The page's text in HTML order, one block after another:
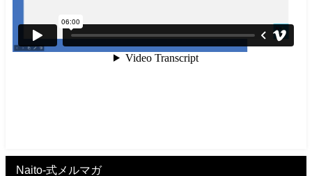
Naito-式メルマガ